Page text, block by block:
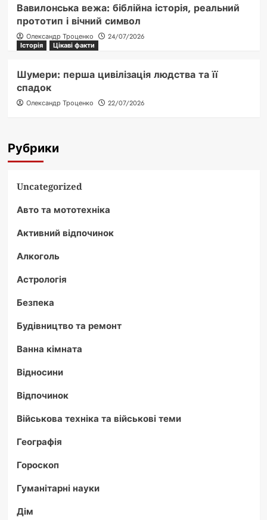
Вавилонська вежа: біблійна історія, реальний
прототип і вічний символ
Олександр Троценко
24/07/2026
Історія
Цікаві факти
Шумери: перша цивілізація людства та її
спадок
Олександр Троценко 22/07/2026
Рубрики
Uncategorized
Авто та мототехніка
Активний відпочинок
Алкоголь
Астрологія
Безпека
Будівництво та ремонт
Ванна кімната
Відносини
Відпочинок
Військова техніка та військові теми
Географія
Гороскоп
Гуманітарні науки
Дім